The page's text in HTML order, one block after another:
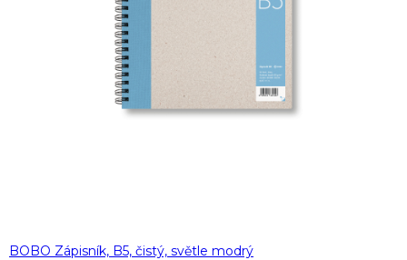
BOBO Zápisník, B5, čistý, světle modrý